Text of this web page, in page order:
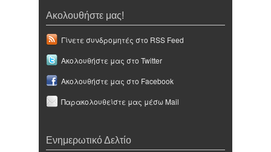
Ακολουθήστε μας!
Γίνετε συνδρομητές στο RSS Feed
Ακολουθήστε μας στο Twitter
Ακολουθήστε μας στο Facebook
Παρακολουθείστε μας μέσω Mail
Ενημερωτικό Δελτίο